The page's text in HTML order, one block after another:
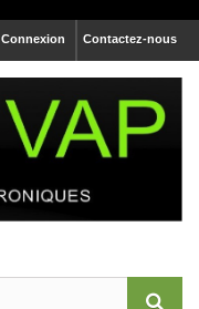
Contactez-nous
Connexion